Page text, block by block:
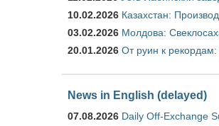
10.02.2026 Казахстан:
03.02.2026 Молдова:
20.01.2026 От руин к
News in English (delayed)
07.08.2026 Daily Off-Exchange